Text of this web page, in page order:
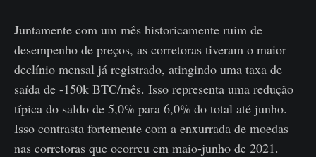
Juntamente com um mês historicamente ruim de
desempenho de preços, as corretoras tiveram o maior
declínio mensal já registrado, atingindo uma taxa de
saída de -150k BTC/mês. Isso representa uma redução
típica do saldo de 5,0% para 6,0% do total até junho.
Isso contrasta fortemente com a enxurrada de moedas
nas corretoras que ocorreu em maio-junho de 2021.